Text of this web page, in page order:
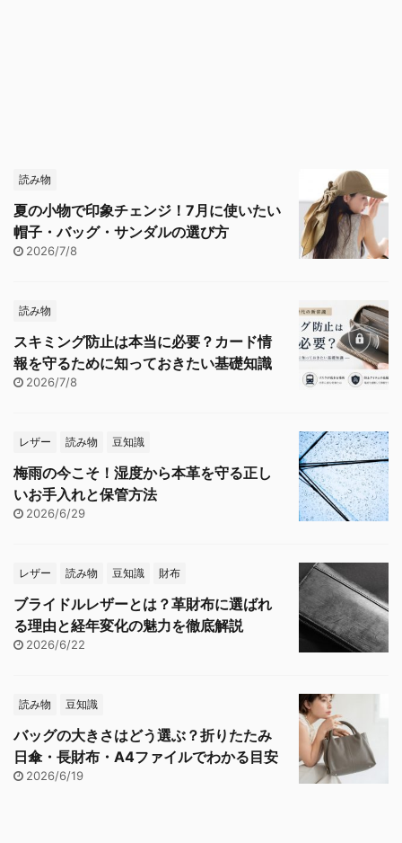
読み物
夏の小物で印象チェンジ！7月に使いたい
帽子・バッグ・サンダルの選び方
2026/7/8
読み物
スキミング防止は本当に必要？カード情
報を守るために知っておきたい基礎知識
2026/7/8
レザー 読み物 豆知識
梅雨の今こそ！湿度から本革を守る正し
いお手入れと保管方法
2026/6/29
レザー 読み物 豆知識 財布
ブライドルレザーとは？革財布に選ばれ
る理由と経年変化の魅力を徹底解説
2026/6/22
読み物 豆知識
バッグの大きさはどう選ぶ？折りたたみ
日傘・長財布・A4ファイルでわかる目安
2026/6/19